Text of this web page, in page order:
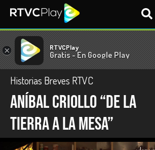
× RTVCPlay
Gratis - En Google Play
Historias Breves RTVC
Aníbal Criollo “De la
tierra a la mesa”